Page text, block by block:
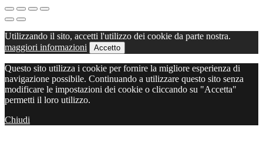
Utilizzando il sito, accetti l'utilizzo dei cookie da parte nostra.
maggiori informazioni
Accetto
Questo sito utilizza i cookie per fornire la migliore esperienza di
navigazione possibile. Continuando a utilizzare questo sito senza
modificare le impostazioni dei cookie o cliccando su "Accetta"
permetti il loro utilizzo.
Chiudi